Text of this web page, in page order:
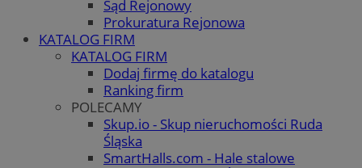
Sąd Rejonowy
Prokuratura Rejonowa
KATALOG FIRM
KATALOG FIRM
Dodaj firmę do katalogu
Ranking firm
POLECAMY
Skup.io - Skup nieruchomości Ruda
Śląska
SmartHalls.com - Hale stalowe